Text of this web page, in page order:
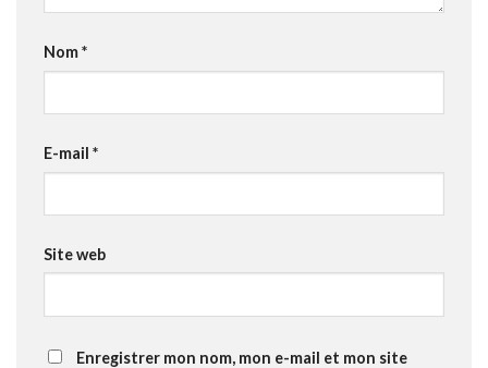
Nom*
E-mail *
Site web
Enregistrer mon nom, mon e-mail et mon site